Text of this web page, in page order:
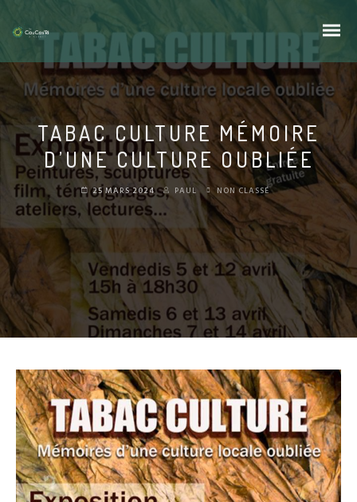
TABAC CULTURE MÉMOIRE
D’UNE CULTURE OUBLIÉE
25 MARS 2024 PAUL NON CLASSÉ